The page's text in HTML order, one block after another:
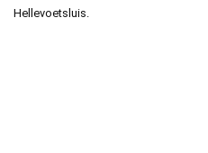
Hellevoetsluis.